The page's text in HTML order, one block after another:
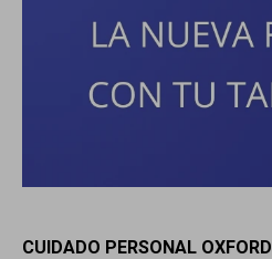
CUIDADO PERSONAL OXFORD